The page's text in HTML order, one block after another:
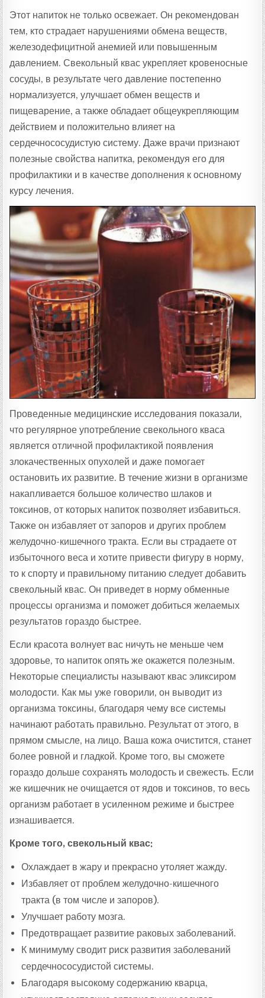
Этот напиток не только освежает. Он рекомендован
тем, кто страдает нарушениями обмена веществ,
железодефицитной анемией или повышенным
давлением. Свекольный квас укрепляет кровеносные
сосуды, в результате чего давление постепенно
нормализуется, улучшает обмен веществ и
пищеварение, а также обладает общеукрепляющим
действием и положительно влияет на
сердечнососудистую систему. Даже врачи признают
полезные свойства напитка, рекомендуя его для
профилактики и в качестве дополнения к основному
курсу лечения.
Проведенные медицинские исследования показали,
что регулярное употребление свекольного кваса
является отличной профилактикой появления
злокачественных опухолей и даже помогает
остановить их развитие. В течение жизни в организме
накапливается большое количество шлаков и
токсинов, от которых напиток позволяет избавиться.
Также он избавляет от запоров и других проблем
желудочно-кишечного тракта. Если вы страдаете от
избыточного веса и хотите привести фигуру в норму,
то к спорту и правильному питанию следует добавить
свекольный квас. Он приведет в норму обменные
процессы организма и поможет добиться желаемых
результатов гораздо быстрее.
Если красота волнует вас ничуть не меньше чем
здоровье, то напиток опять же окажется полезным.
Некоторые специалисты называют квас эликсиром
молодости. Как мы уже говорили, он выводит из
организма токсины, благодаря чему все системы
начинают работать правильно. Результат от этого, в
прямом смысле, на лицо. Ваша кожа очистится, станет
более ровной и гладкой. Кроме того, вы сможете
гораздо дольше сохранять молодость и свежесть. Если
же кишечник не очищается от ядов и токсинов, то весь
организм работает в усиленном режиме и быстрее
изнашивается.
Кроме того, свекольный квас:
Охлаждает в жару и прекрасно утоляет жажду.
Избавляет от проблем желудочно-кишечного
тракта (в том числе и запоров).
Улучшает работу мозга.
Предотвращает развитие раковых заболеваний.
К минимуму сводит риск развития заболеваний
сердечнососудистой системы.
Благодаря высокому содержанию кварца,